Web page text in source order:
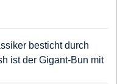
besticht durch
ist der Gigant-Bun mit